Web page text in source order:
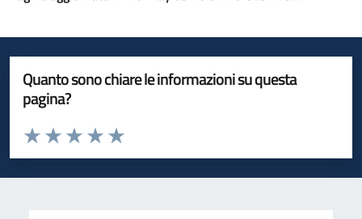
Quanto sono chiare le informazioni su questa
pagina?
Valuta da 1 a 5 stelle la pagina
Valuta 5 stelle su 5
Valuta 4 stelle su 5
Valuta 3 stelle su 5
Valuta 2 stelle su 5
Valuta 1 stelle su 5